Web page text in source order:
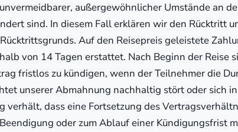
außergewöhnlicher Umstände an
sind. In diesem Fall erklären wir den Rücktritt
Auf den Reisepreis geleistete
von 14 Tagen erstattet. Nach Beginn der Reise
fristlos zu kündigen, wenn der Teilnehmer die
unserer Abmahnung nachhaltig stört oder sich
verhält, dass eine Fortsetzung des
oder zum Ablauf einer Kündigungsfrist